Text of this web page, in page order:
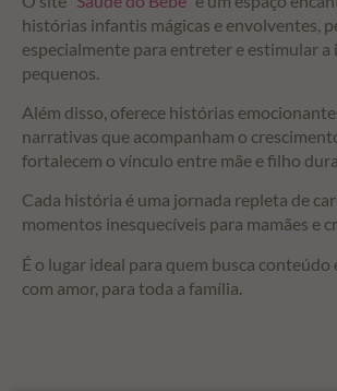
histórias infantis mágicas e envolventes,
especialmente para entreter e estimular a
pequenos.
Além disso, oferece histórias
narrativas que acompanham o
fortalecem o vínculo entre mãe e filho
Cada história é uma jornada repleta de
momentos inesquecíveis para mamães e
É o lugar ideal para quem busca conteúdo
com amor, para toda a família.